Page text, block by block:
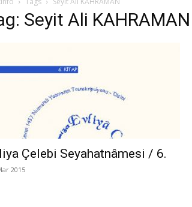
Seyit Ali KAHRAMAN
Çelebi Seyahatnâmesi / 6.
2015